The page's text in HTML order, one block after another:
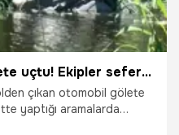
İstanbul'da otomobil gölete uçtu! Ekipler seferber oldu, gerçek sonradan ortaya çıktı
çıkan otomobil gölete
yaptığı aramalarda